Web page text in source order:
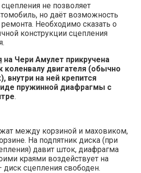
не позволяет
но даёт возможность
Необходимо сказать о
конструкции сцепления
на Чери Амулет прикручена
коленвалу двигателя (обычно
внутри на ней крепится
пружинной диафрагмы с
.
между корзиной и маховиком,
На подпятник диска (при
давит шток, диафрагма
краями воздействует на
сцепления свободен.